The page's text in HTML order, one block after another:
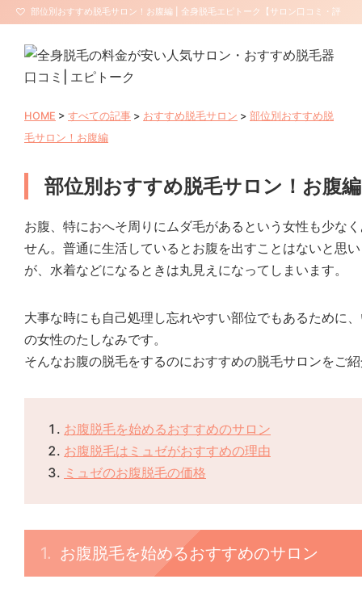
部位別おすすめ脱毛サロン！お腹編 | 全身脱毛エピトーク【サロン口コミ・評
HOME > すべての記事 > おすすめ脱毛サロン > 部位別おすすめ脱
毛サロン！お腹編
部位別おすすめ脱毛サロン！お腹編
お腹、特におへそ周りにムダ毛があるという女性も少な
せん。普通に生活しているとお腹を出すことはないと思
が、水着などになるときは丸見えになってしまいます。
大事な時にも自己処理し忘れやすい部位でもあるために
の女性のたしなみです。
そんなお腹の脱毛をするのにおすすめの脱毛サロンをご
お腹脱毛を始めるおすすめのサロン
お腹脱毛はミュゼがおすすめの理由
ミュゼのお腹脱毛の価格
お腹脱毛を始めるおすすめのサロン